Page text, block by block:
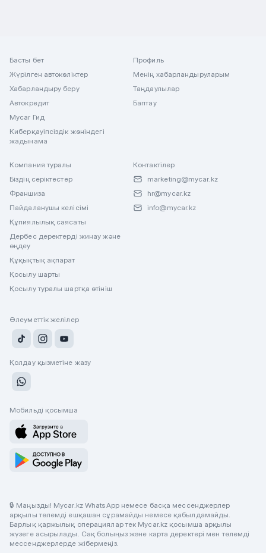
Басты бет
Жүрілген автокөліктер
Хабарландыру беру
Автокредит
Mycar Гид
Киберқауіпсіздік жөніндегі
жадынама
Профиль
Менің хабарландыруларым
Таңдаулылар
Баптау
Компания туралы
Біздің серіктестер
Франшиза
Пайдаланушы келісімі
Құпиялылық саясаты
Дербес деректерді жинау және
өңдеу
Құқықтық ақпарат
Қосылу шарты
Қосылу туралы шартқа өтініш
Контактілер
marketing@mycar.kz
hr@mycar.kz
info@mycar.kz
Әлеуметтік желілер
Қолдау қызметіне жазу
Мобильді қосымша
🔒 Маңызды! Mycar.kz WhatsApp немесе басқа мессенджерлер
арқылы төлемді ешқашан сұрамайды немесе қабылдамайды.
Барлық қаржылық операциялар тек Mycar.kz қосымша арқылы
жүзеге асырылады. Сақ болыңыз және карта деректері мен төлемді
мессенджерлерде жібермеңіз.